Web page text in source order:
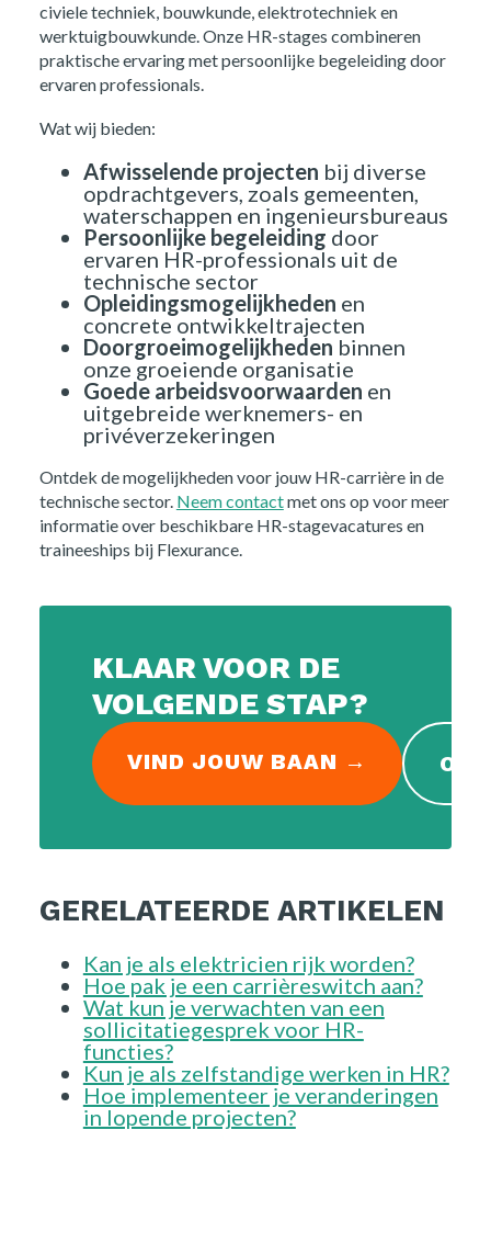
Home
Opdrachtgevers
Over ons
Kennis
Vacatures
civiele techniek, bouwkunde, elektrotechniek en
werktuigbouwkunde. Onze HR-stages combineren
praktische ervaring met persoonlijke begeleiding door
ervaren professionals.
Wat wij bieden:
Afwisselende projecten bij diverse
opdrachtgevers, zoals gemeenten,
waterschappen en ingenieursbureaus
Persoonlijke begeleiding door
ervaren HR-professionals uit de
technische sector
Opleidingsmogelijkheden en
concrete ontwikkeltrajecten
Doorgroeimogelijkheden binnen
onze groeiende organisatie
Goede arbeidsvoorwaarden en
uitgebreide werknemers- en
privéverzekeringen
Ontdek de mogelijkheden voor jouw HR-carrière in de
technische sector. Neem contactmet ons op voor meer
informatie over beschikbare HR-stagevacatures en
traineeships bij Flexurance.
KLAAR VOOR DE
VOLGENDE STAP?
VIND JOUW BAAN →
GERELATEERDE ARTIKELEN
Kan je als elektricien rijk worden?
Hoe pak je een carrièreswitch aan?
Wat kun je verwachten van een
sollicitatiegesprek voor HR-
functies?
Kun je als zelfstandige werken in HR?
Hoe implementeer je veranderingen
in lopende projecten?